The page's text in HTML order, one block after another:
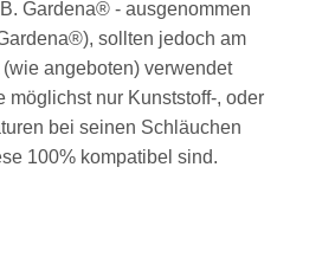
Gardena® - ausgenommen
sollten jedoch am
angeboten) verwendet
möglichst nur Kunststoff-, oder
bei seinen Schläuchen
100% kompatibel sind.